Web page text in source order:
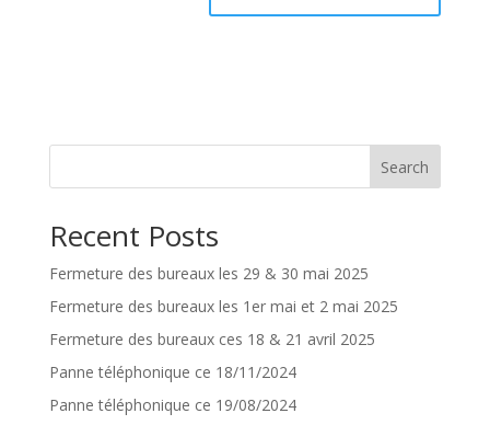
Search
Recent Posts
Fermeture des bureaux les 29 & 30 mai 2025
Fermeture des bureaux les 1er mai et 2 mai 2025
Fermeture des bureaux ces 18 & 21 avril 2025
Panne téléphonique ce 18/11/2024
Panne téléphonique ce 19/08/2024